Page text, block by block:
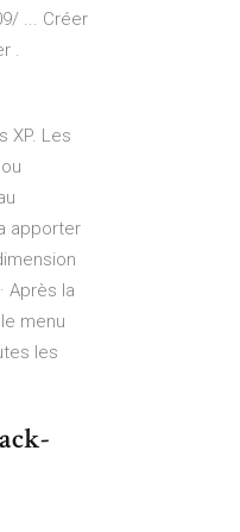
... Créer
.
XP. Les
apporter
Après la
menu
les